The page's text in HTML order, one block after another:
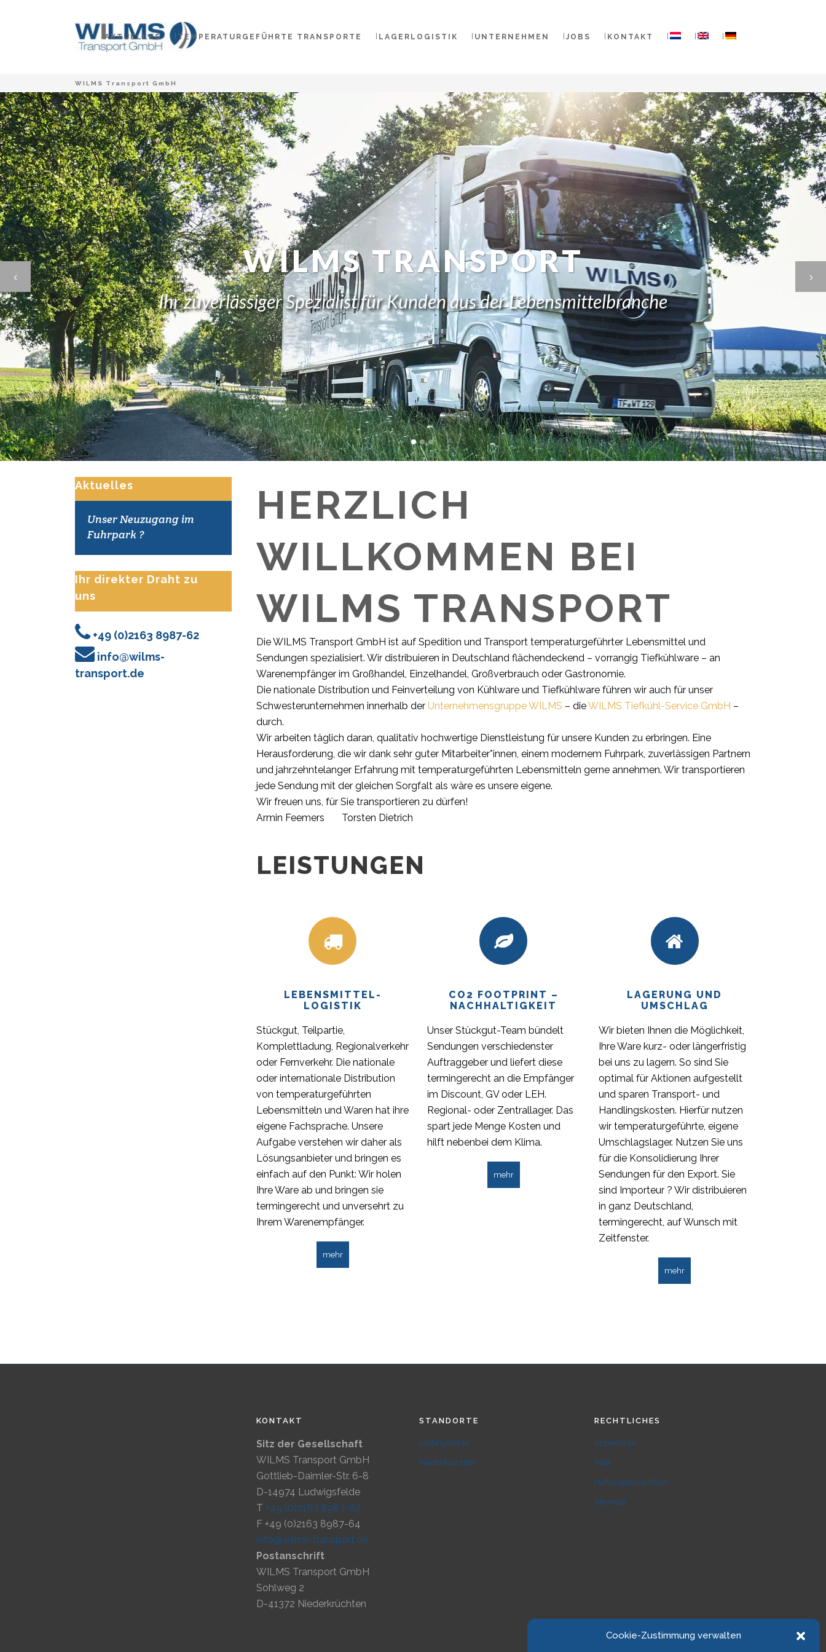
Cookie-Zustimmung verwalten
AKTUELLES TEMPERATURGEFÜHRTE TRANSPORTE LAGERLOGISTIK UNTERNEHMEN JOBS KONTAKT
WILMS Transport GmbH
WILMS TRANSPORT
Ihr zuverlässiger Spezialist für Kunden aus der Lebensmittelbranche
Aktuelles
Unser Neuzugang im
Fuhrpark ?
Ihr direkter Draht zu
uns
+49 (0)2163 8987-62
info@wilms-
transport.de
HERZLICH
WILLKOMMEN BEI
WILMS TRANSPORT
Die WILMS Transport GmbH ist auf Spedition und Transport temperaturgeführter Lebensmittel und
Sendungen spezialisiert. Wir distribuieren in Deutschland flächendeckend – vorrangig Tiefkühlware – an
Warenempfänger im Großhandel, Einzelhandel, Großverbrauch oder Gastronomie.
Die nationale Distribution und Feinverteilung von Kühlware und Tiefkühlware führen wir auch für unser
Schwesterunternehmen innerhalb der Unternehmensgruppe WILMS – dieWILMS Tiefkühl-Service GmbH –
durch.
Wir arbeiten täglich daran, qualitativ hochwertige Dienstleistung für unsere Kunden zu erbringen. Eine
Herausforderung, die wir dank sehr guter Mitarbeiter*innen, einem modernem Fuhrpark, zuverlässigen Partnern
und jahrzehntelanger Erfahrung mit temperaturgeführten Lebensmitteln gerne annehmen. Wir transportieren
jede Sendung mit der gleichen Sorgfalt als wäre es unsere eigene.
Wir freuen uns, für Sie transportieren zu dürfen!
Armin Feemers Torsten Dietrich
LEISTUNGEN
LEBENSMITTEL-
LOGISTIK
Stückgut, Teilpartie,
Komplettladung, Regionalverkehr
oder Fernverkehr. Die nationale
oder internationale Distribution
von temperaturgeführten
Lebensmitteln und Waren hat ihre
eigene Fachsprache. Unsere
Aufgabe verstehen wir daher als
Lösungsanbieter und bringen es
einfach auf den Punkt: Wir holen
Ihre Ware ab und bringen sie
termingerecht und unversehrt zu
Ihrem Warenempfänger.
mehr
CO2 FOOTPRINT –
NACHHALTIGKEIT
Unser Stückgut-Team bündelt
Sendungen verschiedenster
Auftraggeber und liefert diese
termingerecht an die Empfänger
im Discount, GV oder LEH.
Regional- oder Zentrallager. Das
spart jede Menge Kosten und
hilft nebenbei dem Klima.
mehr
LAGERUNG UND
UMSCHLAG
Wir bieten Ihnen die Möglichkeit,
Ihre Ware kurz- oder längerfristig
bei uns zu lagern. So sind Sie
optimal für Aktionen aufgestellt
und sparen Transport- und
Handlingskosten. Hierfür nutzen
wir temperaturgeführte, eigene
Umschlagslager. Nutzen Sie uns
für die Konsolidierung Ihrer
Sendungen für den Export. Sie
sind Importeur ? Wir distribuieren
in ganz Deutschland,
termingerecht, auf Wunsch mit
Zeitfenster.
mehr
KONTAKT
Sitz der Gesellschaft
WILMS Transport GmbH
Gottlieb-Daimler-Str. 6-8
D-14974 Ludwigsfelde
T +49 (0)2163 8987-62
F +49 (0)2163 8987-64
info@wilms-transport.de
Postanschrift
WILMS Transport GmbH
Sohlweg 2
D-41372 Niederkrüchten
STANDORTE
Ludwigsfelde
Niederkrüchten
RECHTLICHES
Impressum
AGB
Haftungsausschluss
Sitemap